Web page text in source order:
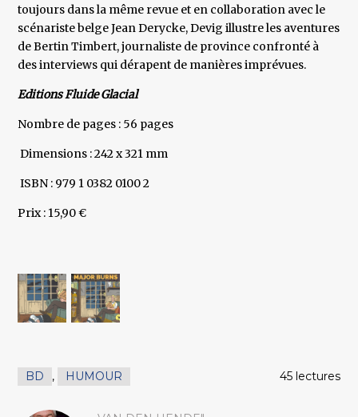
toujours dans la même revue et en collaboration avec le
scénariste belge Jean Derycke, Devig illustre les aventures
de Bertin Timbert, journaliste de province confronté à
des interviews qui dérapent de manières imprévues.
Editions Fluide Glacial
Nombre de pages : 56 pages
Dimensions : 242 x 321 mm
ISBN : 979 1 0382 0100 2
Prix : 15,90 €
BD , HUMOUR 45 lectures